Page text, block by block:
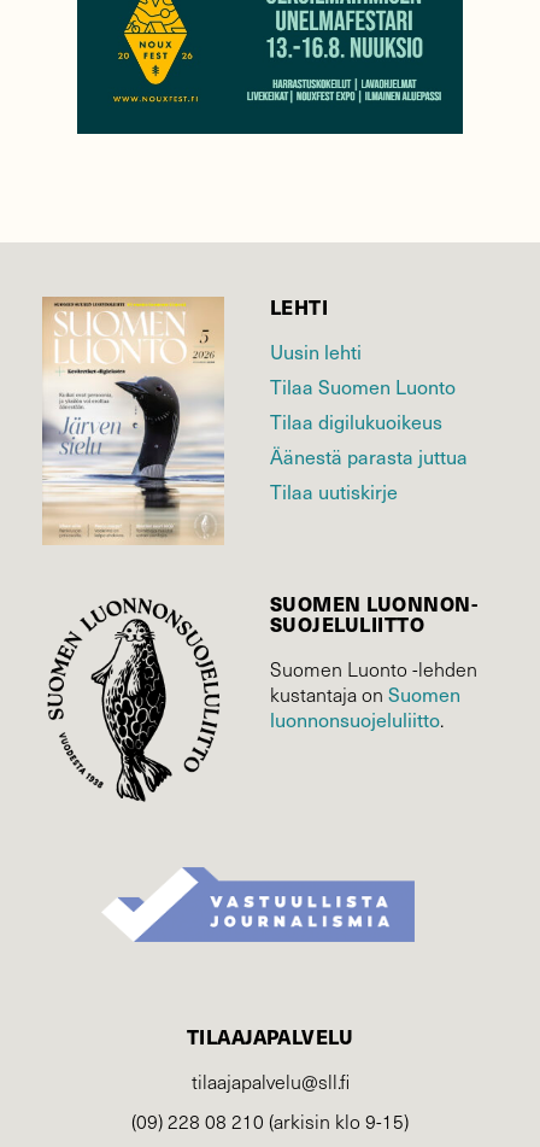
LEHTI
Uusin lehti
Tilaa Suomen Luonto
Tilaa digilukuoikeus
Äänestä parasta juttua
Tilaa uutiskirje
SUOMEN LUONNON­
SUOJELU­LIITTO
Suomen Luonto -lehden
kustantaja on Suomen
luonnonsuojelu­liitto.
TILAAJAPALVELU
tilaajapalvelu@sll.fi
(09) 228 08 210 (arkisin klo 9-15)